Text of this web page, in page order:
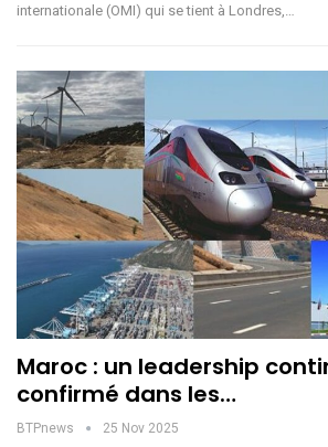
internationale (OMI) qui se tient à Londres,…
Maroc : un leadership
confirmé dans les…
BTPnews 25 Nov 2025